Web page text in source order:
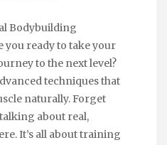
Bodybuilding
you ready to take your
to the next level?
techniques that
naturally. Forget
about real,
It’s all about training